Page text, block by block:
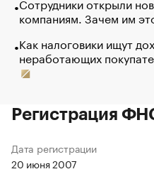
компаниям. Зачем им
Как налоговики ищут
неработающих
Регистрация
Дата регистрации
20 июня 2007